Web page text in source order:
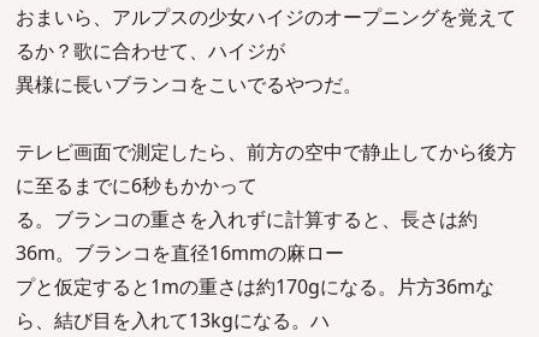
おまいら、アルプスの少女ハイジのオープニングを覚えて
るか？歌に合わせて、ハイジが
異様に長いブランコをこいでるやつだ。
テレビ画面で測定したら、前方の空中で静止してから後方
に至るまでに6秒もかかって
る。ブランコの重さを入れずに計算すると、長さは約
36m。ブランコを直径16mmの麻ロー
プと仮定すると1mの重さは約170gになる。片方36mな
ら、結び目を入れて13kgになる。ハ